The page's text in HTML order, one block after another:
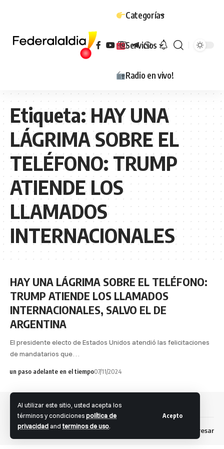
Al utilizar este sitio, usted acepta los
términos y condicionespolítica de
privacidad andterminos de uso.
Acepto
Categorías
Servicios
Radio en vivo!
Etiqueta: HAY UNA
LÁGRIMA SOBRE EL
TELÉFONO: TRUMP
ATIENDE LOS
LLAMADOS
INTERNACIONALES
HAY UNA LÁGRIMA SOBRE EL TELÉFONO:
TRUMP ATIENDE LOS LLAMADOS
INTERNACIONALES, SALVO EL DE
ARGENTINA
El presidente electo de Estados Unidos atendió las felicitaciones
de mandatarios que…
un paso adelante en el tiempo07/11/2024
Dev: Fernando S. Brandolini Ingresar